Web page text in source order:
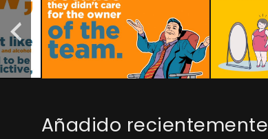
Añadido recientemente